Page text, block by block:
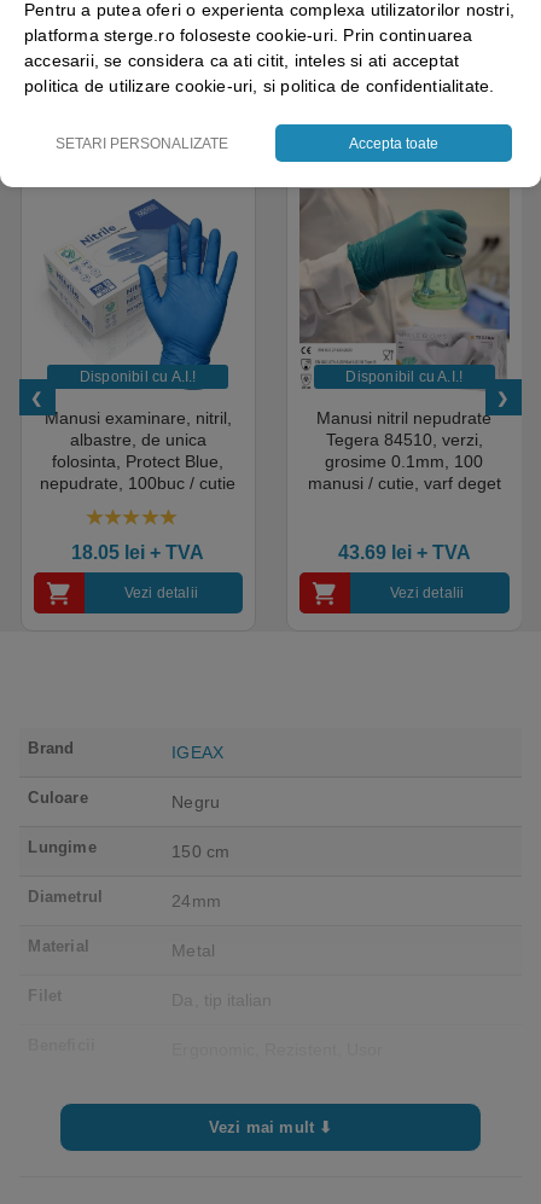
pentru a rezista utilizarii frecvente si intensive.
CELE MAI VANDUTE
Disponibil cu A.I.​!
Manusi examinare, nitril,
albastre, de unica
folosinta, Protect Blue,
nepudrate, 100buc / cutie
saloane si domeniul
industrial, calitate premium
18.05 lei + TVA
Vezi detalii
Disponibil cu A.I.​!
Manusi nitril nepudrate
Tegera 84510, verzi,
grosime 0.1mm, 100
manusi / cutie, varf deget
43.69 lei+ TVA
Vezi detalii
Brand IGEAX
Culoare Negru
Lungime 150 cm
Diametrul 24mm
Material Metal
Filet Da, tip italian
Vezi mai mult ⬇
Pentru a putea oferi o experienta complexa utilizatorilor nostri,
platforma sterge.ro foloseste cookie-uri. Prin continuarea
accesarii, se considera ca ati citit, inteles si ati acceptat
politica de utilizare cookie-uri, si politica de confidentialitate.
SETARI PERSONALIZATE Accepta toate